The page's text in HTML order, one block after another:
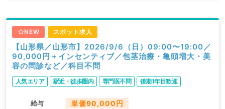
NEW スポット求人
【山形県／山形市】2026/9/6（日）09:00〜19:00／
90,000円＋インセンティブ／包茎治療・亀頭増大・美
容の問診など／科目不問
人気エリア 駅近・徒歩圏内 専門医不問 後期1年目歓迎
給与 単価90,000円